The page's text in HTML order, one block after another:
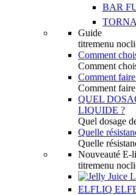
BAR
Guide
titremenu
Comment
Comment
Comment
Comment
QUEL
LIQUIDE ?
Quel dosage
Quelle
Quelle
Nouveauté E-
titremenu
ELFLIQ